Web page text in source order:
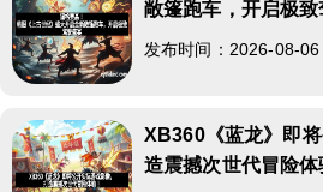
敞篷跑车，开启极
发布时间：2026-08-
XB360《蓝龙》即
造震撼次世代冒险体